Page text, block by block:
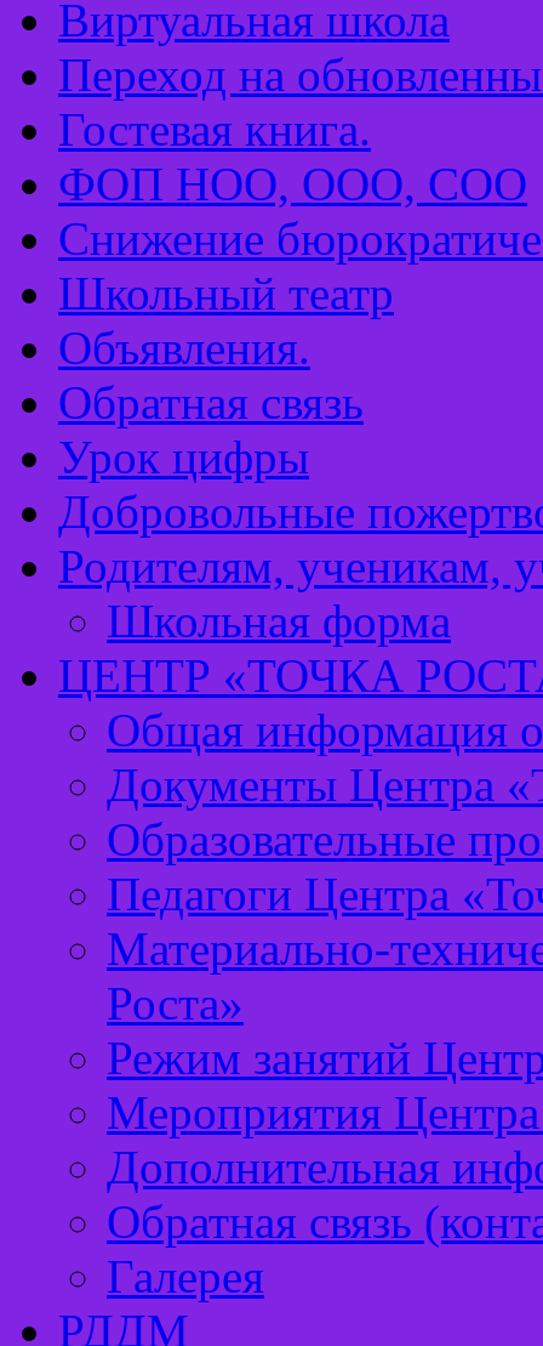
Виртуальная школа
Переход на
Гостевая книга.
ФОП НОО, ООО, СОО
Снижение
Школьный театр
Объявления.
Обратная связь
Урок цифры
Добровольные
Родителям, ученикам,
Школьная форма
ЦЕНТР «ТОЧКА
Общая информация о
Документы Центра
Образовательные
Педагоги Центра
Материально-
Роста»
Режим занятий
Мероприятия
Дополнительная
Обратная связь
Галерея
РДДМ